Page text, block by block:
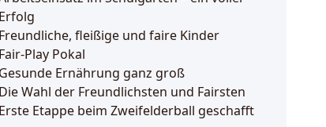
Erfolg
Freundliche, fleißige und faire Kinder
Fair-Play Pokal
Gesunde Ernährung ganz groß
Die Wahl der Freundlichsten und Fairsten
Erste Etappe beim Zweifelderball geschafft